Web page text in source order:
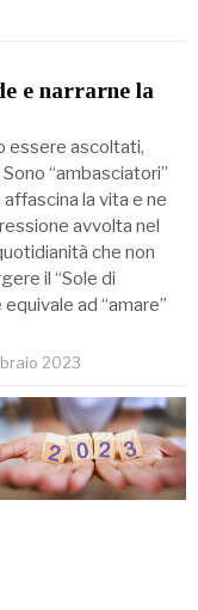
e narrarne la
essere ascoltati,
“ambasciatori”
la vita e ne
avvolta nel
che non
il “Sole di
ad “amare”
2023